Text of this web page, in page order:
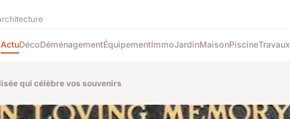
ActuDécoDéménagementÉquipementImmoJardinMaisonPiscineTravaux
qui célèbre vos souvenirs